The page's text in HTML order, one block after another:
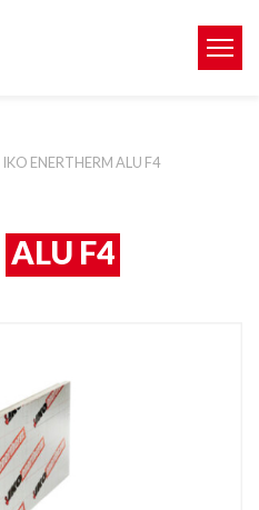
IKO ENERTHERM ALU F4
ALU F4